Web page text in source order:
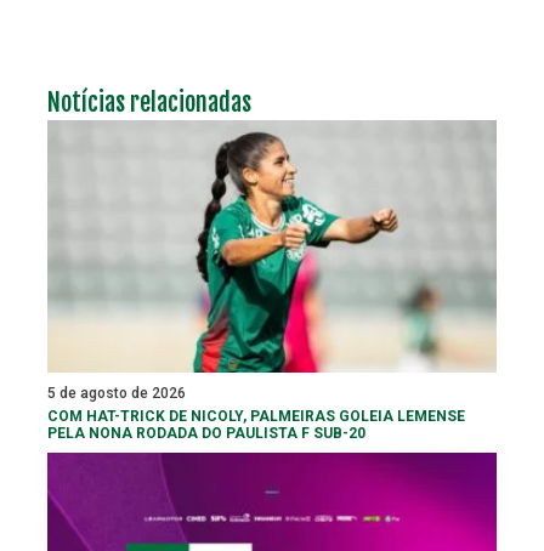
Notícias relacionadas
5 de agosto de 2026
COM HAT-TRICK DE NICOLY, PALMEIRAS GOLEIA LEMENSE
PELA NONA RODADA DO PAULISTA F SUB-20